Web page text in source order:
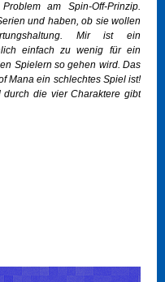
am Spin-Off-Prinzip.
und haben, ob sie wollen
Mir ist ein
einfach zu wenig für ein
Spielern so gehen wird. Das
Mana ein schlechtes Spiel ist!
die vier Charaktere gibt